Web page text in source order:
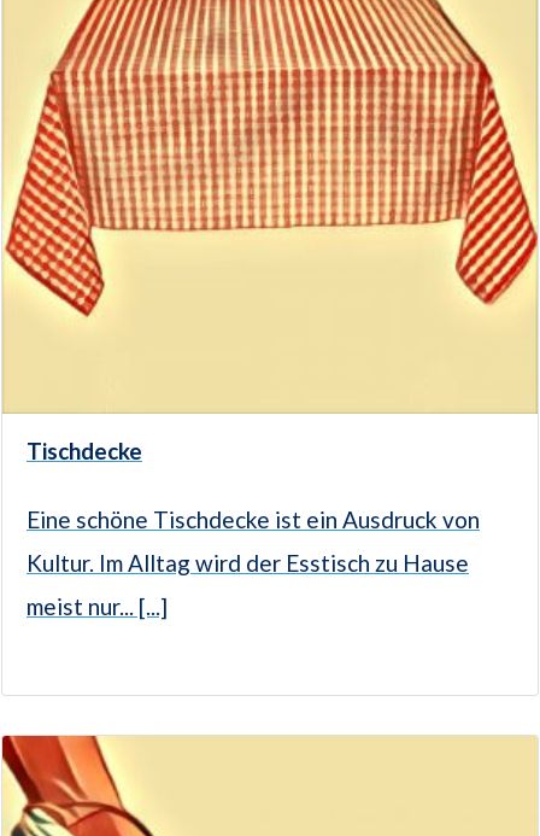
Tischdecke
Eine schöne Tischdecke ist ein Ausdruck von
Kultur. Im Alltag wird der Esstisch zu Hause
meist nur... [...]